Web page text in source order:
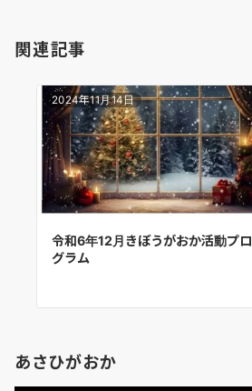
関連記事
2024年11月14日
令和6年12月きぼうがおか活動プロ
グラム
あさひがおか